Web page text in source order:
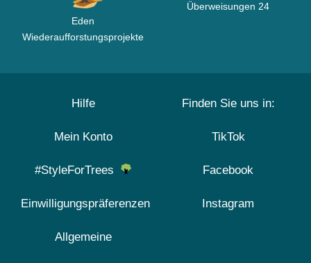
Eden
Wiederaufforstungsprojekte
Überweisungen 24
Hilfe
Mein Konto
#StyleForTrees
Einwilligungspräferenzen
Allgemeine
Finden Sie uns in:
TikTok
Facebook
Instagram